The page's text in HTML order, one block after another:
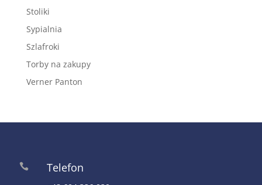
Stoliki
Sypialnia
Szlafroki
Torby na zakupy
Verner Panton
 Telefon